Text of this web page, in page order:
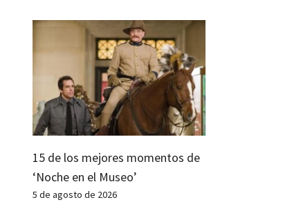
15 de los mejores momentos de
‘Noche en el Museo’
5 de agosto de 2026